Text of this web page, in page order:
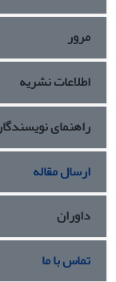
به صورت میان رشته
ضمن بررسی و تحلیل
روشن میسازد که
واسطه در فیض الهی،
الهی تجلی میکند و
مرور
اطلاعات نشریه
راهنمای
ارسال مقاله
داوران
تماس با ما